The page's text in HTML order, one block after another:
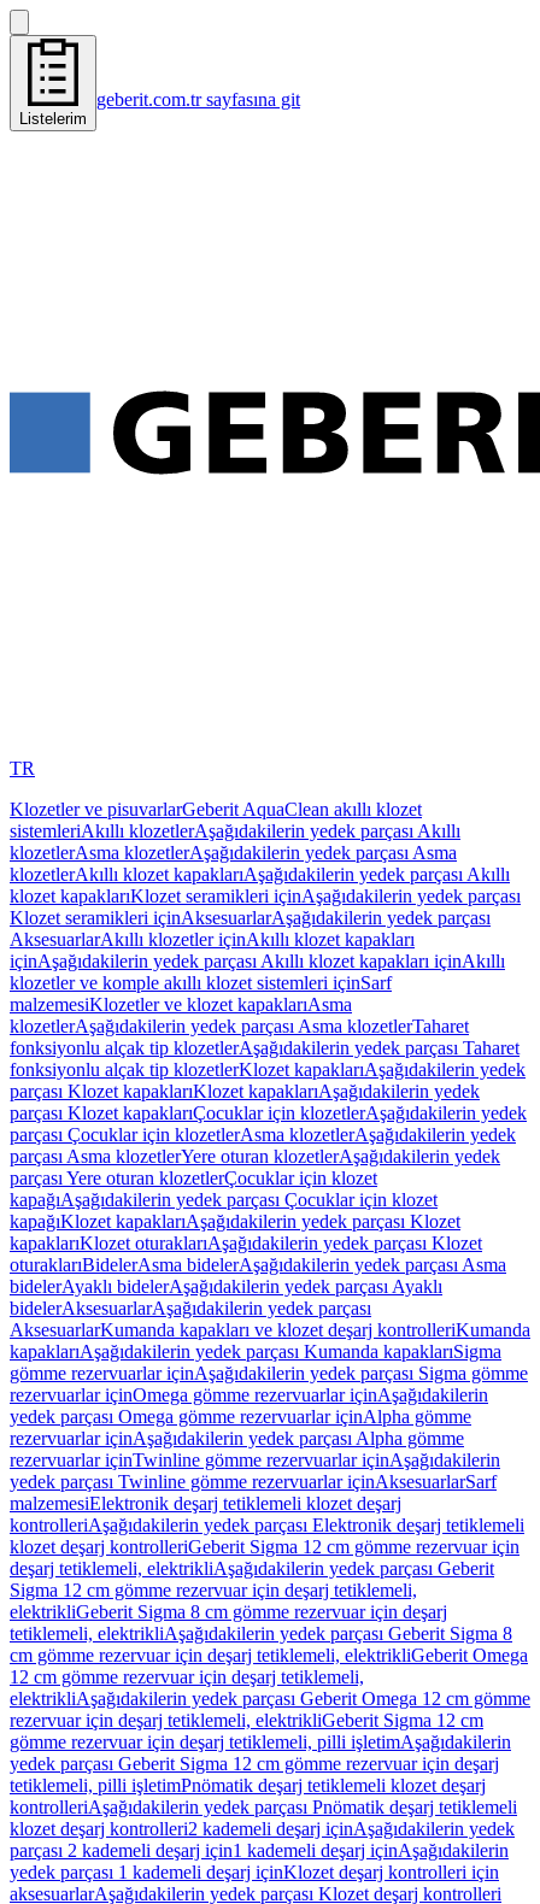
Listelerim
geberit.com.tr sayfasına git
TR
Klozetler ve pisuvarlarGeberit AquaClean akıllı klozet
sistemleriAkıllı klozetlerAşağıdakilerin yedek parçası Akıllı
klozetlerAsma klozetlerAşağıdakilerin yedek parçası Asma
klozetlerAkıllı klozet kapaklarıAşağıdakilerin yedek parçası Akıllı
klozet kapaklarıKlozet seramikleri içinAşağıdakilerin yedek parçası
Klozet seramikleri içinAksesuarlarAşağıdakilerin yedek parçası
AksesuarlarAkıllı klozetler içinAkıllı klozet kapakları
içinAşağıdakilerin yedek parçası Akıllı klozet kapakları içinAkıllı
klozetler ve komple akıllı klozet sistemleri içinSarf
malzemesiKlozetler ve klozet kapaklarıAsma
klozetlerAşağıdakilerin yedek parçası Asma klozetlerTaharet
fonksiyonlu alçak tip klozetlerAşağıdakilerin yedek parçası Taharet
fonksiyonlu alçak tip klozetlerKlozet kapaklarıAşağıdakilerin yedek
parçası Klozet kapaklarıKlozet kapaklarıAşağıdakilerin yedek
parçası Klozet kapaklarıÇocuklar için klozetlerAşağıdakilerin yedek
parçası Çocuklar için klozetlerAsma klozetlerAşağıdakilerin yedek
parçası Asma klozetlerYere oturan klozetlerAşağıdakilerin yedek
parçası Yere oturan klozetlerÇocuklar için klozet
kapağıAşağıdakilerin yedek parçası Çocuklar için klozet
kapağıKlozet kapaklarıAşağıdakilerin yedek parçası Klozet
kapaklarıKlozet oturaklarıAşağıdakilerin yedek parçası Klozet
oturaklarıBidelerAsma bidelerAşağıdakilerin yedek parçası Asma
bidelerAyaklı bidelerAşağıdakilerin yedek parçası Ayaklı
bidelerAksesuarlarAşağıdakilerin yedek parçası
AksesuarlarKumanda kapakları ve klozet deşarj kontrolleriKumanda
kapaklarıAşağıdakilerin yedek parçası Kumanda kapaklarıSigma
gömme rezervuarlar içinAşağıdakilerin yedek parçası Sigma gömme
rezervuarlar içinOmega gömme rezervuarlar içinAşağıdakilerin
yedek parçası Omega gömme rezervuarlar içinAlpha gömme
rezervuarlar içinAşağıdakilerin yedek parçası Alpha gömme
rezervuarlar içinTwinline gömme rezervuarlar içinAşağıdakilerin
yedek parçası Twinline gömme rezervuarlar içinAksesuarlarSarf
malzemesiElektronik deşarj tetiklemeli klozet deşarj
kontrolleriAşağıdakilerin yedek parçası Elektronik deşarj tetiklemeli
klozet deşarj kontrolleriGeberit Sigma 12 cm gömme rezervuar için
deşarj tetiklemeli, elektrikliAşağıdakilerin yedek parçası Geberit
Sigma 12 cm gömme rezervuar için deşarj tetiklemeli,
elektrikliGeberit Sigma 8 cm gömme rezervuar için deşarj
tetiklemeli, elektrikliAşağıdakilerin yedek parçası Geberit Sigma 8
cm gömme rezervuar için deşarj tetiklemeli, elektrikliGeberit Omega
12 cm gömme rezervuar için deşarj tetiklemeli,
elektrikliAşağıdakilerin yedek parçası Geberit Omega 12 cm gömme
rezervuar için deşarj tetiklemeli, elektrikliGeberit Sigma 12 cm
gömme rezervuar için deşarj tetiklemeli, pilli işletimAşağıdakilerin
yedek parçası Geberit Sigma 12 cm gömme rezervuar için deşarj
tetiklemeli, pilli işletimPnömatik deşarj tetiklemeli klozet deşarj
kontrolleriAşağıdakilerin yedek parçası Pnömatik deşarj tetiklemeli
klozet deşarj kontrolleri2 kademeli deşarj içinAşağıdakilerin yedek
parçası 2 kademeli deşarj için1 kademeli deşarj içinAşağıdakilerin
yedek parçası 1 kademeli deşarj içinKlozet deşarj kontrolleri için
aksesuarlarAşağıdakilerin yedek parçası Klozet deşarj kontrolleri